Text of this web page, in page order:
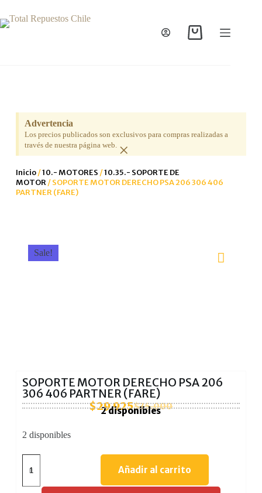
Advertencia
Los precios publicados son exclusivos para compras realizadas a
través de nuestra página web. ×
Inicio/10.- MOTORES /10.35.- SOPORTE DE
MOTOR/ SOPORTE MOTOR DERECHO PSA 206 306 406
PARTNER (FARE)
Sale!
SOPORTE MOTOR DERECHO PSA 206
306 406 PARTNER (FARE)
$35.000
$29.925
2 disponibles
2 disponibles
Añadir al carrito